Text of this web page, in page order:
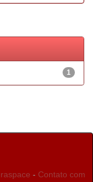
1
- Contato com